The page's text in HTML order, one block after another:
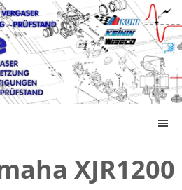
XJR1200